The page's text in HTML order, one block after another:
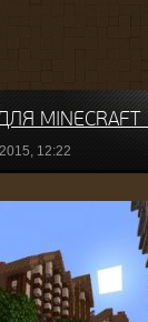
MINECRAFT
12:22